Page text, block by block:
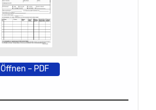
Öffnen – PDF